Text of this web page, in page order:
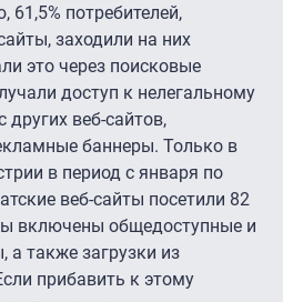
61,5% потребителей,
заходили на них
это через поисковые
доступ к нелегальному
других веб-сайтов,
баннеры. Только в
в период с января по
веб-сайты посетили 82
включены общедоступные и
а также загрузки из
прибавить к этому